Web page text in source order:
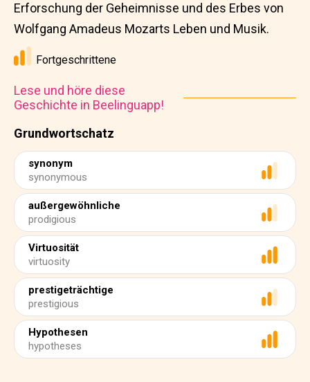
Grundwortschatz
synonym
synonymous
außergewöhnliche
prodigious
Virtuosität
virtuosity
prestigeträchtige
prestigious
Hypothesen
hypotheses
Erforschung der Geheimnisse und des Erbes von
Wolfgang Amadeus Mozarts Leben und Musik.
Fortgeschrittene
Lese und höre diese
Geschichte in Beelinguapp!